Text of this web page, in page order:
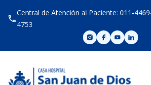
Central de Atención al Paciente: 011-
4753